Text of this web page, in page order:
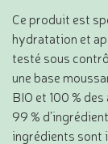
Ce produit est
hydratation et
testé sous
une base
BIO et 100 %
99 %
ingrédients sont